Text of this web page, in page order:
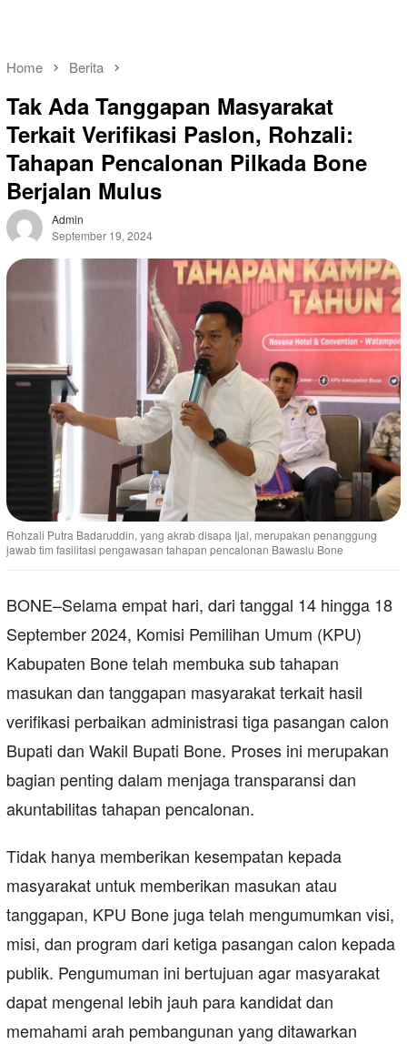
Home Berita
Tak Ada Tanggapan Masyarakat
Terkait Verifikasi Paslon, Rohzali:
Tahapan Pencalonan Pilkada Bone
Berjalan Mulus
Admin
September 19, 2024
Rohzali Putra Badaruddin, yang akrab disapa Ijal, merupakan penanggung
jawab tim fasilitasi pengawasan tahapan pencalonan Bawaslu Bone
BONE–Selama empat hari, dari tanggal 14 hingga 18
September 2024, Komisi Pemilihan Umum (KPU)
Kabupaten Bone telah membuka sub tahapan
masukan dan tanggapan masyarakat terkait hasil
verifikasi perbaikan administrasi tiga pasangan calon
Bupati dan Wakil Bupati Bone. Proses ini merupakan
bagian penting dalam menjaga transparansi dan
akuntabilitas tahapan pencalonan.
Tidak hanya memberikan kesempatan kepada
masyarakat untuk memberikan masukan atau
tanggapan, KPU Bone juga telah mengumumkan visi,
misi, dan program dari ketiga pasangan calon kepada
publik. Pengumuman ini bertujuan agar masyarakat
dapat mengenal lebih jauh para kandidat dan
memahami arah pembangunan yang ditawarkan